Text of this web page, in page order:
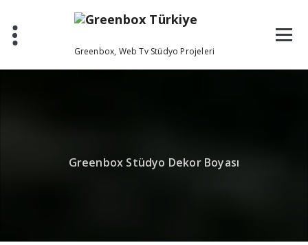
content
Greenbox, Web Tv Stüdyo Projeleri
Greenbox Stüdyo Dekor Boyası